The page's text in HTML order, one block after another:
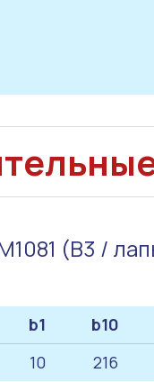
(B3 /
b1 b10
10 216